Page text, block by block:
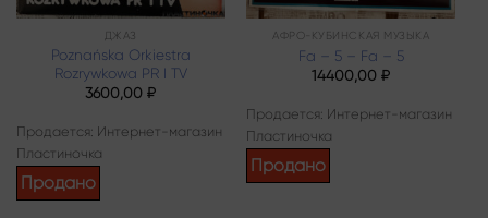
ДЖАЗ
Poznańska Orkiestra
Rozrywkowa PR I TV
3600,00₽
Продается: Интернет-магазин
Пластиночка
Продано
АФРО-КУБИНСКАЯ МУЗЫКА
Fa – 5 – Fa – 5
14400,00₽
Продается: Интернет-магазин
Пластиночка
Продано